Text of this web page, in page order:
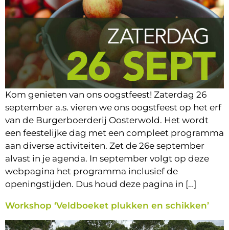
Kom genieten van ons oogstfeest! Zaterdag 26
september a.s. vieren we ons oogstfeest op het erf
van de Burgerboerderij Oosterwold. Het wordt
een feestelijke dag met een compleet programma
aan diverse activiteiten. Zet de 26e september
alvast in je agenda. In september volgt op deze
webpagina het programma inclusief de
openingstijden. Dus houd deze pagina in […]
Workshop ‘Veldboeket plukken en schikken’